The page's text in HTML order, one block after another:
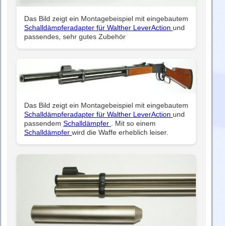
Das Bild zeigt ein Montagebeispiel mit eingebautem
Schalldämpferadapter für Walther LeverAction und
passendes, sehr gutes Zubehör
Das Bild zeigt ein Montagebeispiel mit eingebautem
Schalldämpferadapter für Walther LeverAction und
passendem Schalldämpfer
. Mit so einem
Schalldämpfer wird die Waffe erheblich leiser.